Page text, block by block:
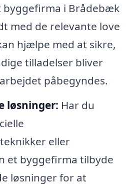
byggefirma i Brådebæk
med de relevante love
hjælpe med at sikre,
tilladelser bliver
påbegyndes.
løsninger: Har du
eller
et byggefirma tilbyde
løsninger for at